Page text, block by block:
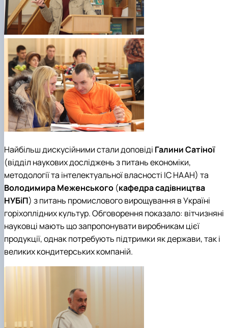
Найбільш дискусійними стали доповіді Галини Сатіної
(відділ наукових досліджень з питань економіки,
методології та інтелектуальної власності ІС НААН) та
Володимира Меженського (кафедра садівництва
НУБіП) з питань промислового вирощування в Україні
горіхоплідних культур. Обговорення показало: вітчизняні
науковці мають що запропонувати виробникам цієї
продукції, однак потребують підтримки як держави, так і
великих кондитерських компаній.